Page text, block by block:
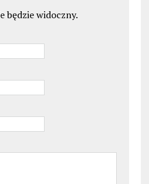
będzie widoczny.